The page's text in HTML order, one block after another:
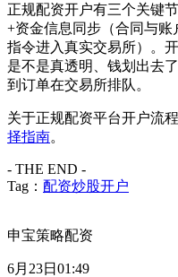
正规配资开户有三个关键
+资金信息同步（合同与
指令进入真实交易所）。
是不是真透明、钱划出去
到订单在交易所排队。
关于正规配资平台开户流
择指南。
- THE END -
Tag： 配资炒股开户
申宝策略配资
6月23日01:49